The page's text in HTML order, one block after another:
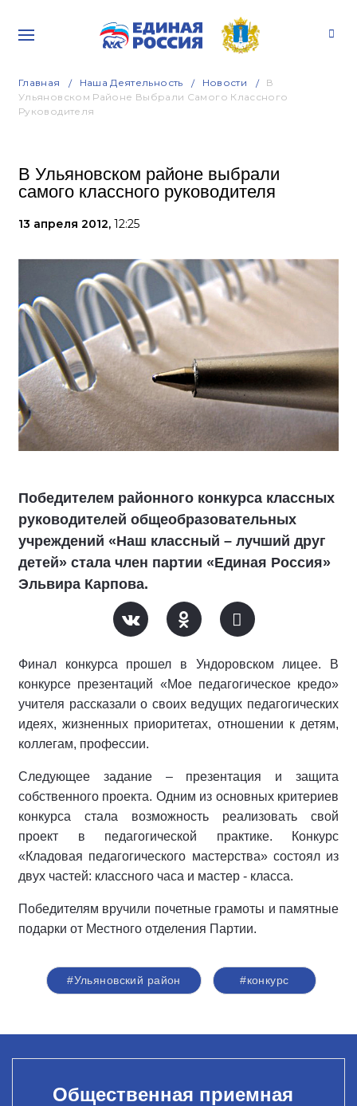
Главная Наша Деятельность Новости
В
Ульяновском Районе Выбрали Самого Классного
Руководителя
В Ульяновском районе выбрали
самого классного руководителя
13 апреля 2012, 12:25
Победителем районного конкурса классных
руководителей общеобразовательных
учреждений «Наш классный – лучший друг
детей» стала член партии «Единая Россия»
Эльвира Карпова.
Финал конкурса прошел в Ундоровском лицее. В
конкурсе презентаций «Мое педагогическое кредо»
учителя рассказали о своих ведущих педагогических
идеях, жизненных приоритетах, отношении к детям,
коллегам, профессии.
Следующее задание – презентация и защита
собственного проекта. Одним из основных критериев
конкурса стала возможность реализовать свой
проект в педагогической практике. Конкурс
«Кладовая педагогического мастерства» состоял из
двух частей: классного часа и мастер - класса.
Победителям вручили почетные грамоты и памятные
подарки от Местного отделения Партии.
#Ульяновский район #конкурс
Общественная приемная